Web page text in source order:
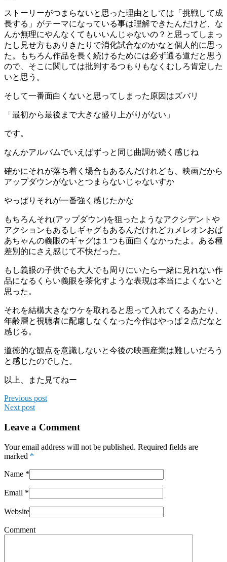
ストーリーがつまらないと思った理由としては「挑戦して成
長する」がテーマになっている事は理解できたんだけど、な
んか無理にやんなくてもいいんじゃないの？と思ってしまっ
たし見せ方もありきたりで消化試合なのかなと個人的に思っ
た。もちろん作品を長く続けるためには必ず通る道だと思う
ので、そこに関しては批判するつもりもなくむしろ肯定した
いと思う。
そして一番面白くないと思ってしまった原因はズバリ
「最初から最後まで大きな盛り上がりがない」
です。
なんかアルバムでいえばずっと同じ曲調が続く感じね
確かにそれが落ち着く場合もあるんだけれども、映画だから
アップダウンがないとつまらないじゃないすか
やっぱりそれが一番強く感じたかな
もちろんそれ(アップダウン)を狙ったようなアクシデントや
アクションもあるしギャグもあるんだけれどカメレオンおば
あちゃんの義眼のギャグは１つも面白くなかったよ。ある種
差別的にさえ感じて不快だった。
もし義眼の子供でも大人でも周りにいたら一緒に見れない作
品になるくらい義眼を茶化すような表現は本当によくないと
思った。
それを結構大きなウケを取れると思って入れてくるあたり、
年齢層と視聴者に配慮しなくなった今作はやっぱ２点だなと
感じる。
道徳的な観点を意識しないと今後の映画産業は難しいだろう
と感じたのでした。
以上、また見てねー
Previous post
Next post
Leave a Comment
Your email address will not be published. Required fields are
marked *
Name *
Email *
Website
Comment